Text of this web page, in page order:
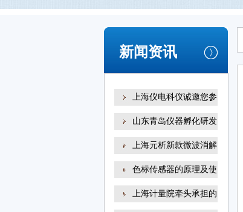
新闻资讯
上海仪电科仪诚邀您参
山东青岛仪器孵化研发
上海元析新款微波消解
色标传感器的原理及使
上海计量院牵头承担的